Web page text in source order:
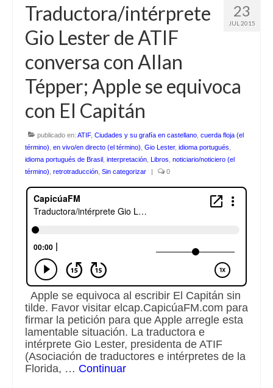
Boletines
Contacto (vía TecnoTur)
Graba tu mensaje hablado
Escuchalibros.com
EditorialTecnoTur.com
Glosariocastellano.com
Donaciones
Publicidad
Advertising
23
JUL 2015
Traductora/intérprete
Gio Lester de ATIF
conversa con Allan
Tépper; Apple se equivoca
con El Capitán
publicado en: ATIF, Ciudades y su grafía en castellano cuerda floja (el
término) en vivo/en directo (el término) Gio Lester, idioma portugués
idioma portugués de Brasil interpretación Libros noticiario/noticiero (el
término) retrotraducción Sin categorizar | 0
Apple se equivoca al escribir El Capitán sin
tilde. Favor visitar elcap.CapicúaFM.com para
firmar la petición para que Apple arregle esta
lamentable situación. La traductora e
intérprete Gio Lester, presidenta de ATIF
(Asociación de traductores e intérpretes de la
Florida, … Continuar